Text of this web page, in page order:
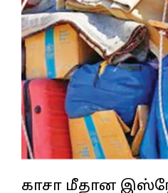
காசா மீதான